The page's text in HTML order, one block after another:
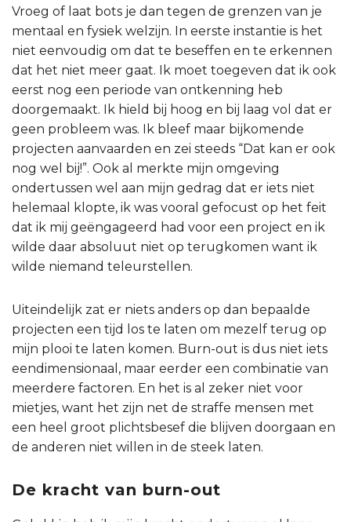
Vroeg of laat bots je dan tegen de grenzen van je
mentaal en fysiek welzijn. In eerste instantie is het
niet eenvoudig om dat te beseffen en te erkennen
dat het niet meer gaat. Ik moet toegeven dat ik ook
eerst nog een periode van ontkenning heb
doorgemaakt. Ik hield bij hoog en bij laag vol dat er
geen probleem was. Ik bleef maar bijkomende
projecten aanvaarden en zei steeds “Dat kan er ook
nog wel bij!”. Ook al merkte mijn omgeving
ondertussen wel aan mijn gedrag dat er iets niet
helemaal klopte, ik was vooral gefocust op het feit
dat ik mij geëngageerd had voor een project en ik
wilde daar absoluut niet op terugkomen want ik
wilde niemand teleurstellen.
Uiteindelijk zat er niets anders op dan bepaalde
projecten een tijd los te laten om mezelf terug op
mijn plooi te laten komen. Burn-out is dus niet iets
eendimensionaal, maar eerder een combinatie van
meerdere factoren. En het is al zeker niet voor
mietjes, want het zijn net de straffe mensen met
een heel groot plichtsbesef die blijven doorgaan en
de anderen niet willen in de steek laten.
De kracht van burn-out